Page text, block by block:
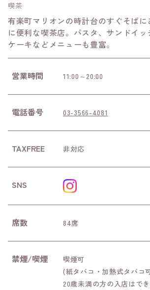
喫茶
有楽町マリオンの時計台のすぐそば
に便利な喫茶店。パスタ、サンドイ
ケーキなどメニューも豊富。
営業時間 11:00～20:00
電話番号 03-3566-4081
TAXFREE 非対応
SNS
席数 84席
禁煙/喫煙
喫煙可
(紙タバコ・加熱式タバコ
20歳未満の方の入店はで